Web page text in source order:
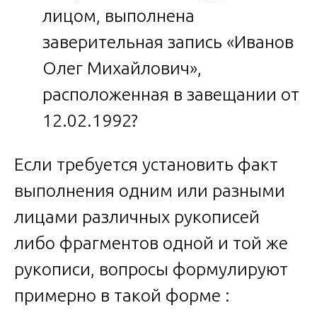
лицом, выполнена
заверительная запись «Иванов
Олег Михайлович»,
расположенная в завещании от
12.02.1992?
Если требуется установить факт
выполнения одним или разными
лицами различных рукописей
либо фрагментов одной и той же
рукописи, вопросы формулируют
примерно в такой форме :